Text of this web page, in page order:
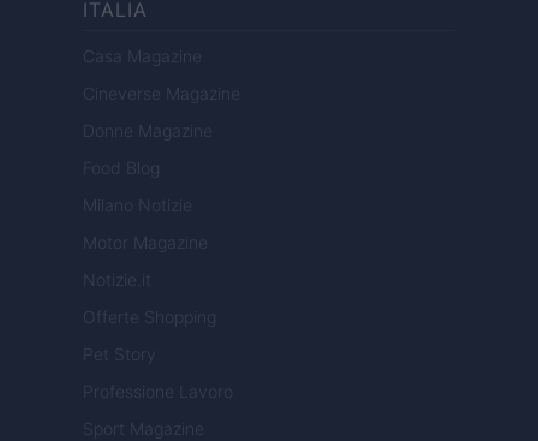
ITALIA
Casa Magazine
Cineverse Magazine
Donne Magazine
Food Blog
Milano Notizie
Motor Magazine
Notizie.it
Offerte Shopping
Pet Story
Professione Lavoro
Sport Magazine